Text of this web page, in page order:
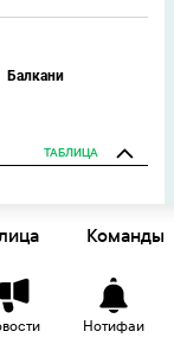
Нотифаи
Команды
Балкани
ТАБЛИЦА